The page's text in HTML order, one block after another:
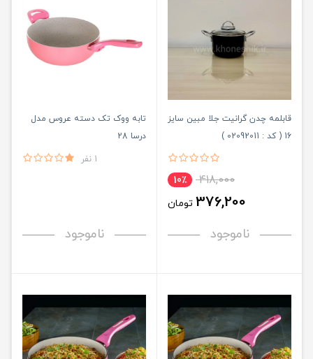
قابلمه چدن گرانیت جلا مبین سایز
16 ( کد : 02092011 )
418,000 10٪
376,200 تومان
ناموجود
تابه ووک تک دسته عروس مدل
درسا 28
1 نفر
ناموجود